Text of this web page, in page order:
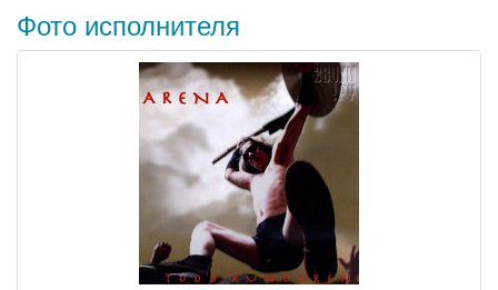
Фото исполнителя